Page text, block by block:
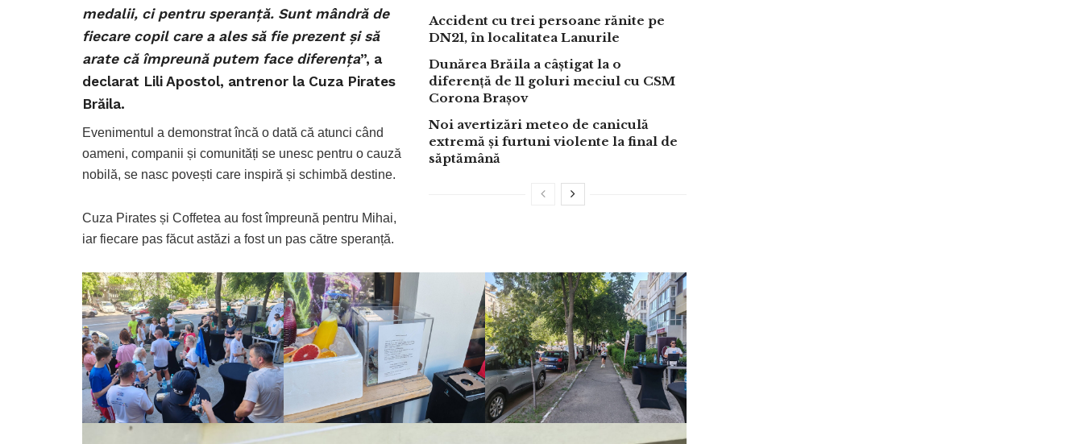
Accident cu trei persoane rănite pe
DN21, în localitatea Lanurile
Dunărea Brăila a câștigat la o
diferență de 11 goluri meciul cu CSM
Corona Brașov
Noi avertizări meteo de caniculă
extremă și furtuni violente la final de
săptămână
medalii, ci pentru speranță. Sunt mândră de
fiecare copil care a ales să fie prezent și să
arate că împreună putem face diferența”, a
declarat Lili Apostol, antrenor la Cuza Pirates
Brăila.
Evenimentul a demonstrat încă o dată că atunci când
oameni, companii și comunități se unesc pentru o cauză
nobilă, se nasc povești care inspiră și schimbă destine.
Cuza Pirates și Coffetea au fost împreună pentru Mihai,
iar fiecare pas făcut astăzi a fost un pas către speranță.